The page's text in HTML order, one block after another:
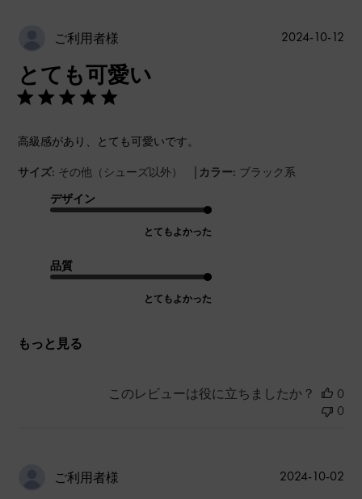
ご利用者様
とても可愛い
高級感があり、とても可愛いです。
サイズ: その他（シューズ以外） | カラー: ブラック系
デザイン
とてもよかった
品質
とてもよかった
もっと見る
公
2024-10-12
このレビューは役に立ちましたか？
0
0
ご利用者様
公
2024-10-02